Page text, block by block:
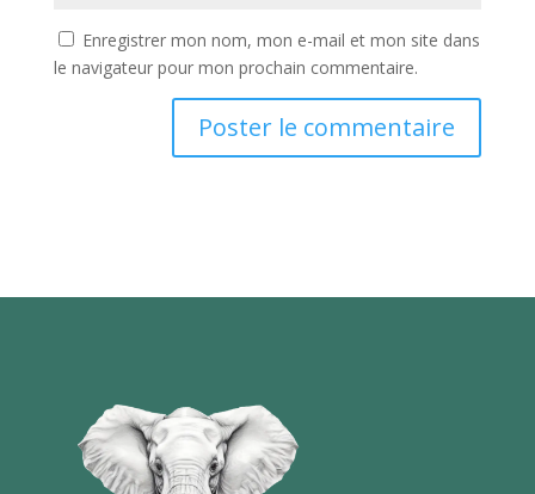
Enregistrer mon nom, mon e-mail et mon site dans
le navigateur pour mon prochain commentaire.